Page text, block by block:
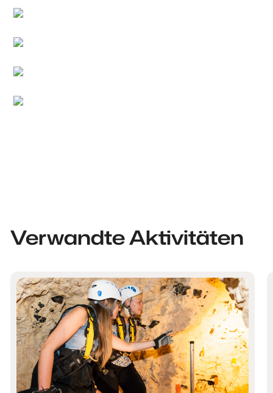
Verwandte Aktivitäten